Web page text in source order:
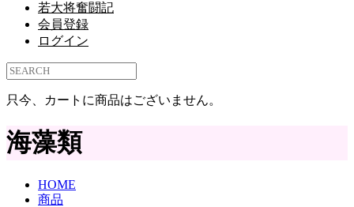
若大将奮闘記
会員登録
ログイン
只今、カートに商品はございません。
海藻類
HOME
商品